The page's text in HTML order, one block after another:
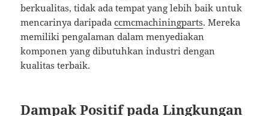
berkualitas, tidak ada tempat yang lebih baik untuk
mencarinya daripadaccmcmachiningparts. Mereka
memiliki pengalaman dalam menyediakan
komponen yang dibutuhkan industri dengan
kualitas terbaik.
Dampak Positif pada Lingkungan